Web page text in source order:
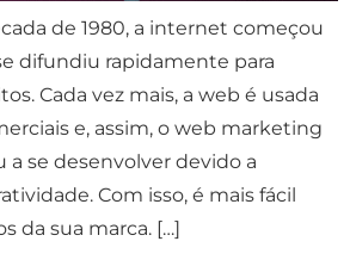
de 1980, a internet começou
difundiu rapidamente para
Cada vez mais, a web é usada
e, assim, o web marketing
se desenvolver devido a
Com isso, é mais fácil
da sua marca. […]